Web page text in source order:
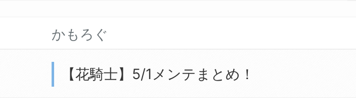
かもろぐ
【花騎士】5/1メンテまとめ！